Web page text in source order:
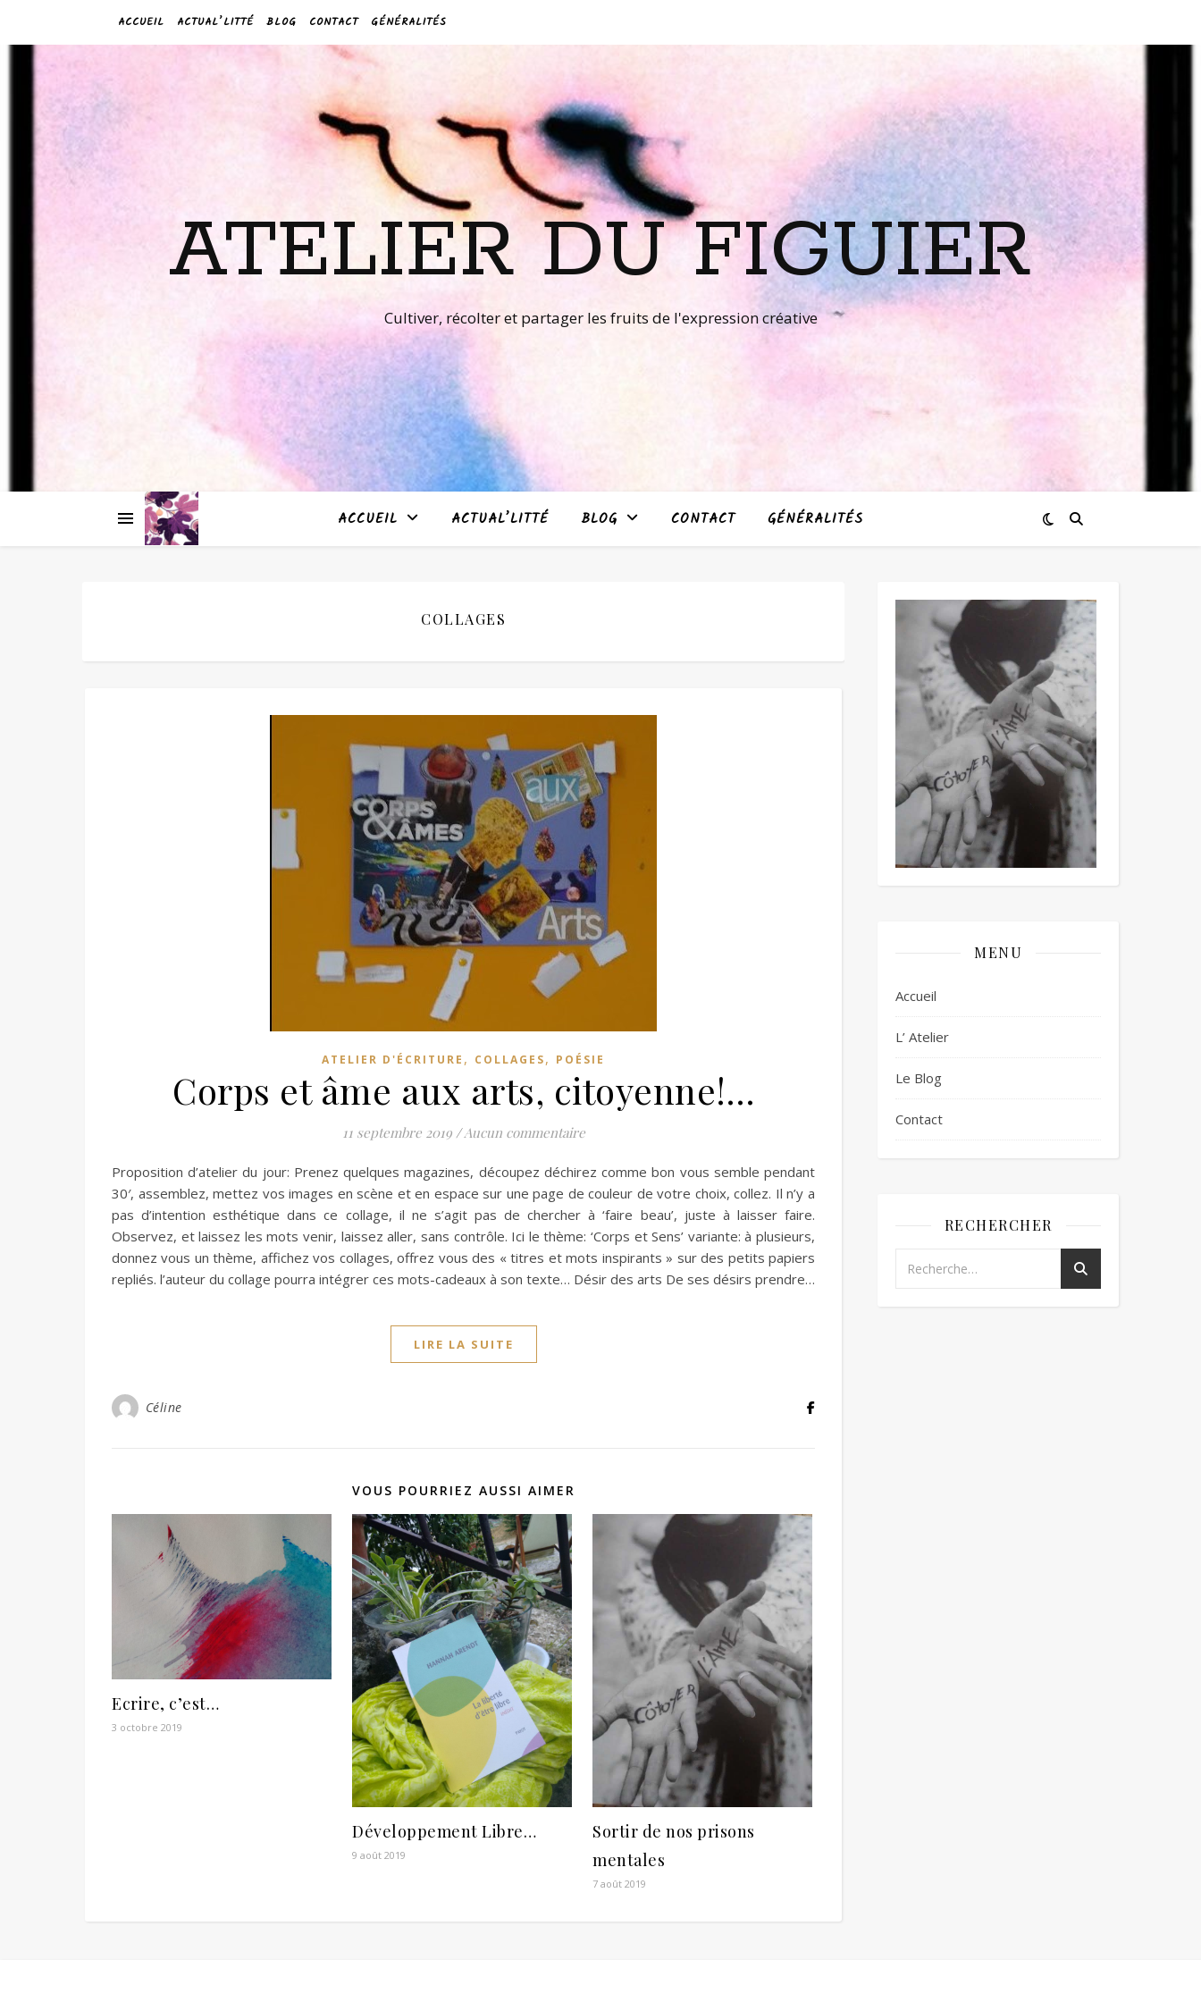
ACCUEIL ACTUAL’LITTÉ BLOG CONTACT GÉNÉRALITÉS
ATELIER DU FIGUIER
Cultiver, récolter et partager les fruits de l'expression créative
ACCUEIL ACTUAL’LITTÉ BLOG CONTACT GÉNÉRALITÉS
COLLAGES
ATELIER D'ÉCRITURE , COLLAGES, POÉSIE
Corps et âme aux arts, citoyenne!…
11 septembre 2019 /Aucun commentaire
Proposition d’atelier du jour: Prenez quelques magazines, découpez déchirez comme bon vous semble pendant
30′, assemblez, mettez vos images en scène et en espace sur une page de couleur de votre choix, collez. Il n’y a
pas d’intention esthétique dans ce collage, il ne s’agit pas de chercher à ‘faire beau’, juste à laisser faire.
Observez, et laissez les mots venir, laissez aller, sans contrôle. Ici le thème: ‘Corps et Sens’ variante: à plusieurs,
donnez vous un thème, affichez vos collages, offrez vous des « titres et mots inspirants » sur des petits papiers
repliés. l’auteur du collage pourra intégrer ces mots-cadeaux à son texte… Désir des arts De ses désirs prendre…
LIRE LA SUITE
Céline
VOUS POURRIEZ AUSSI AIMER
Ecrire, c’est…
3 octobre 2019
Développement Libre…
9 août 2019
Sortir de nos prisons
mentales
7 août 2019
MENU
Accueil
L’ Atelier
Le Blog
Contact
RECHERCHER